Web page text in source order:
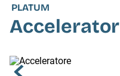
PLATUM
Accelerator